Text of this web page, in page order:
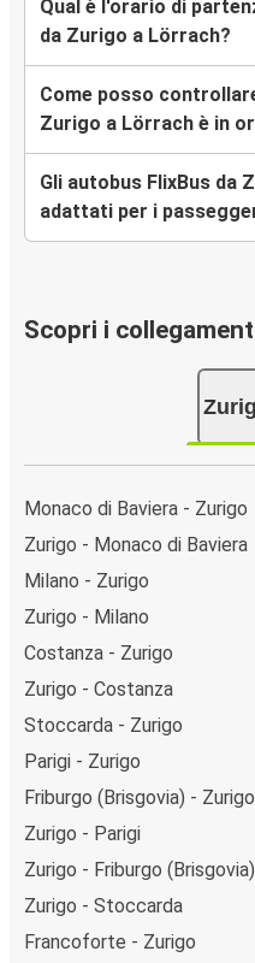
Qual è l'orario di
da Zurigo a Lörrach?
Come posso
Zurigo a Lörrach è in
Gli autobus FlixBus da
adattati per i
Scopri i
Monaco di Baviera - Zurigo
Zurigo - Monaco di Baviera
Milano - Zurigo
Zurigo - Milano
Costanza - Zurigo
Zurigo - Costanza
Stoccarda - Zurigo
Parigi - Zurigo
Friburgo (Brisgovia) - Zurigo
Zurigo - Parigi
Zurigo - Friburgo (Brisgovia)
Zurigo - Stoccarda
Francoforte - Zurigo